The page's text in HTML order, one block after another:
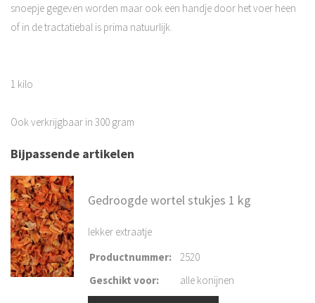
snoepje gegeven worden maar ook een handje door het voer heen
of in de tractatiebal is prima natuurlijk.
1 kilo
Ook verkrijgbaar in 300 gram
Bijpassende artikelen
Gedroogde wortel stukjes 1 kg
lekker extraatje
Productnummer:
2520
Geschikt voor: alle konijnen